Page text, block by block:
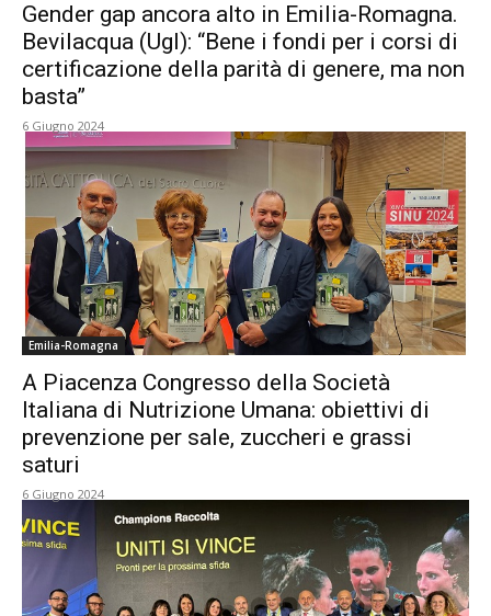
Gender gap ancora alto in Emilia-Romagna.
Bevilacqua (Ugl): “Bene i fondi per i corsi di
certificazione della parità di genere, ma non
basta”
6 Giugno 2024
Emilia-Romagna
A Piacenza Congresso della Società
Italiana di Nutrizione Umana: obiettivi di
prevenzione per sale, zuccheri e grassi
saturi
6 Giugno 2024